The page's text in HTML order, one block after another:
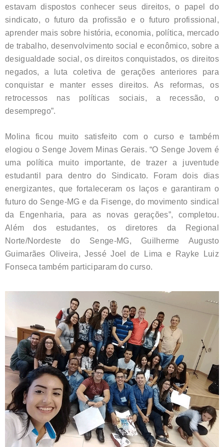
estavam dispostos conhecer seus direitos, o papel do
sindicato, o futuro da profissão e o futuro profissional,
aprender mais sobre história, economia, política, mercado
de trabalho, desenvolvimento social e econômico, sobre a
desigualdade social, os direitos conquistados, os direitos
negados, a luta coletiva de gerações anteriores para
conquistar e manter esses direitos. As reformas, os
retrocessos nas políticas sociais, a recessão, o
desemprego”.
Molina ficou muito satisfeito com o curso e também
elogiou o Senge Jovem Minas Gerais. “O Senge Jovem é
uma política muito importante, de trazer a juventude
estudantil para dentro do Sindicato. Foram dois dias
energizantes, que fortaleceram os laços e garantiram o
futuro do Senge-MG e da Fisenge, do movimento sindical
da Engenharia, para as novas gerações”, completou.
Além dos estudantes, os diretores da Regional
Norte/Nordeste do Senge-MG, Guilherme Augusto
Guimarães Oliveira, Jessé Joel de Lima e Rayke Luiz
Fonseca também participaram do curso.